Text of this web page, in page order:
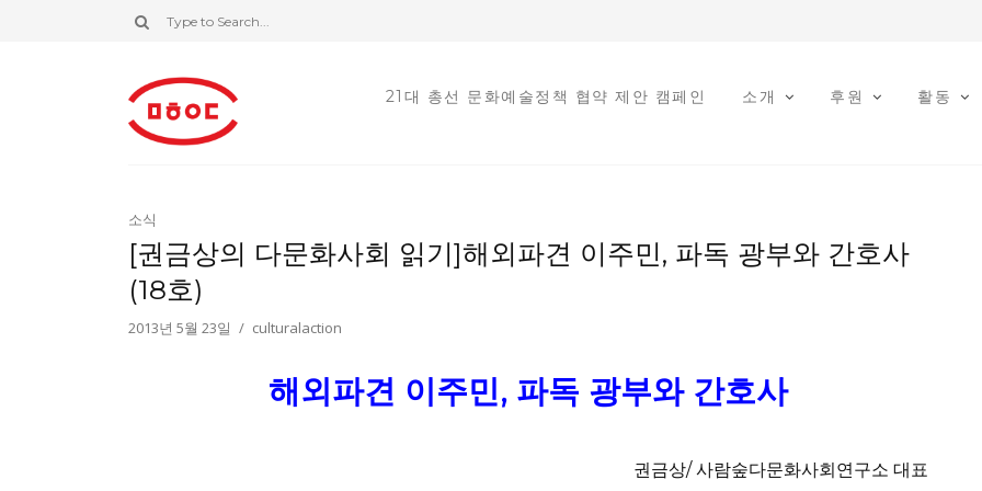
21대 총선 문화예술정책 협약 제안 캠페인 소개 후원 활동
소식
[권금상의 다문화사회 읽기]해외파견 이주민, 파독 광부와 간호사
(18호)
2013년 5월 23일 culturalaction
해외파견 이주민, 파독 광부와 간호사
권금상/ 사람숲다문화사회연구소 대표